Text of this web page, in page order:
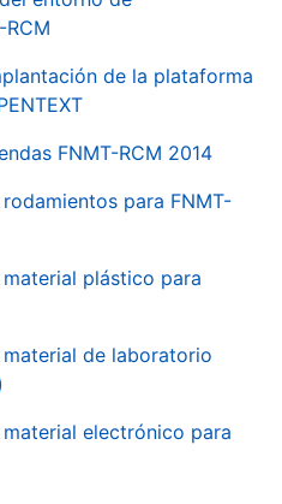
de la plataforma
FNMT-RCM 2014
para FNMT-
plástico para
de laboratorio
electrónico para